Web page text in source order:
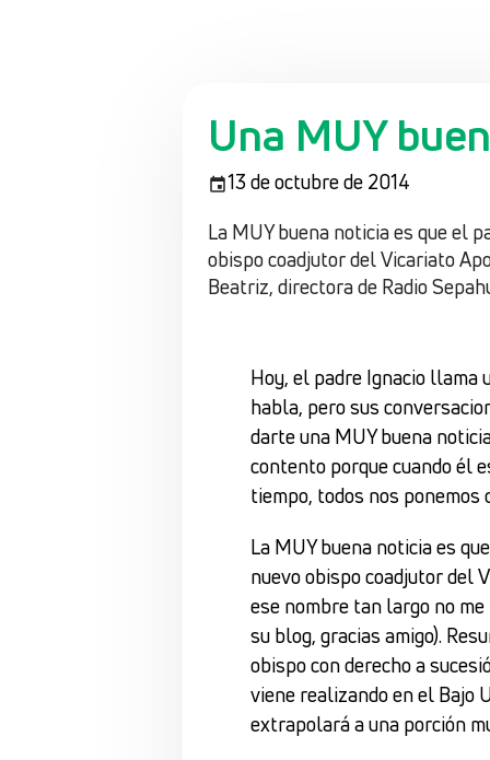
Una MUY
13 de octubre de 2014
La MUY buena noticia es que el
obispo coadjutor del Vicariato
Beatriz, directora de Radio
Hoy, el padre Ignacio llama
habla, pero sus
darte una MUY buena
contento porque cuando él
tiempo, todos nos ponemos
La MUY buena noticia es
nuevo obispo coadjutor del
ese nombre tan largo no
su blog, gracias amigo).
obispo con derecho a
viene realizando en el Bajo
extrapolará a una porción